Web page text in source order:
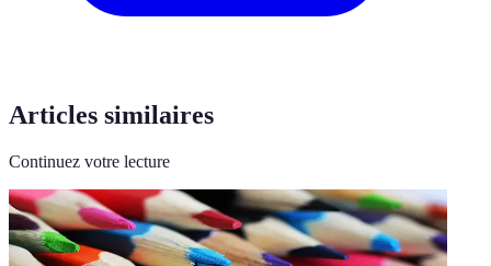
Articles similaires
Continuez votre lecture